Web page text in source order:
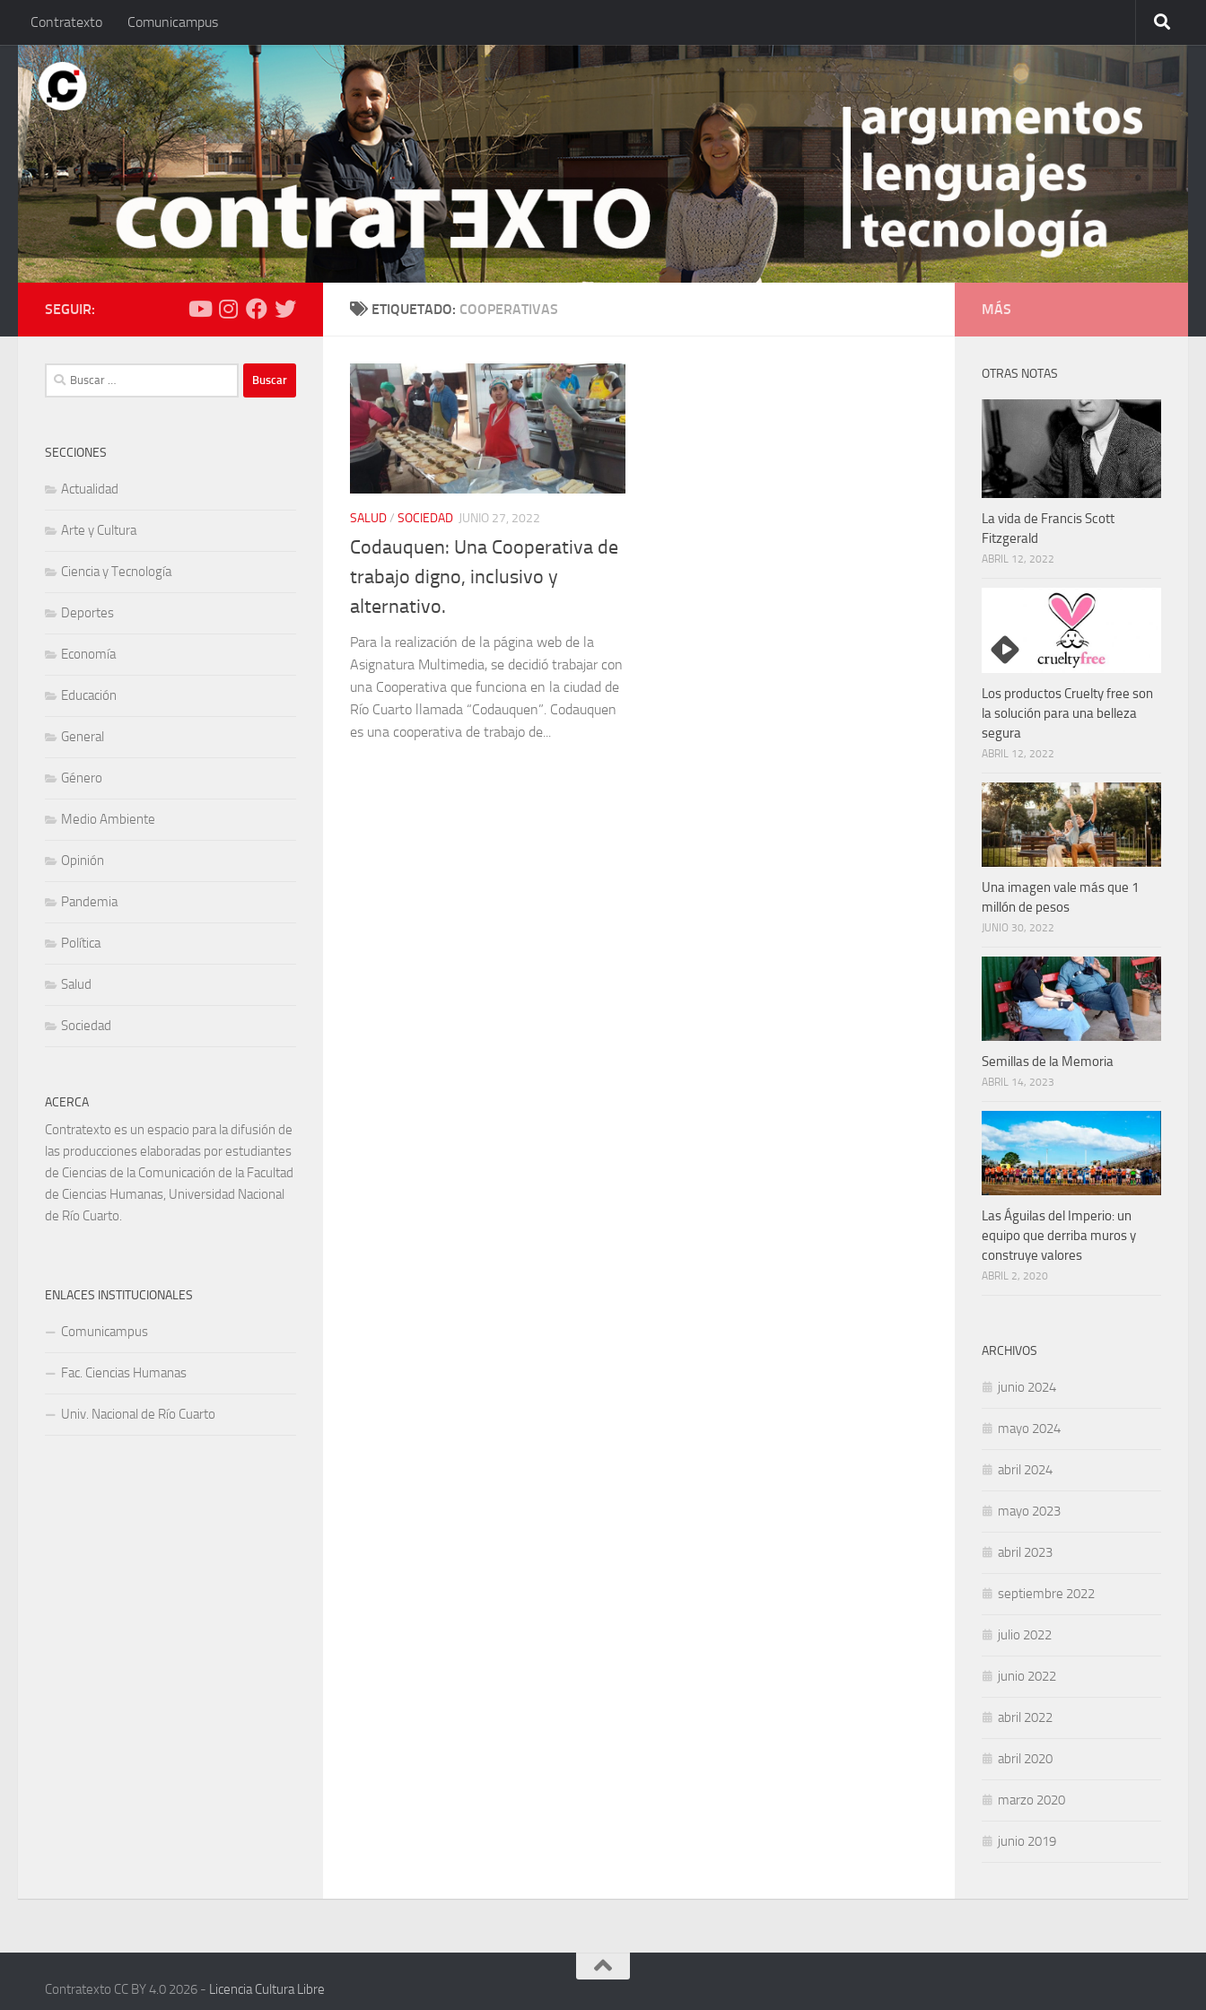
Saltar al contenido
Contratexto Comunicampus
ETIQUETADO: COOPERATIVAS
SALUD/ SOCIEDAD JUNIO 27, 2022
Codauquen: Una Cooperativa de
trabajo digno, inclusivo y
alternativo.
Para la realización de la página web de la
Asignatura Multimedia, se decidió trabajar con
una Cooperativa que funciona en la ciudad de
Río Cuarto llamada “Codauquen”. Codauquen
es una cooperativa de trabajo de...
SEGUIR:
Buscar:
SECCIONES
Actualidad
Arte y Cultura
Ciencia y Tecnología
Deportes
Economía
Educación
General
Género
Medio Ambiente
Opinión
Pandemia
Política
Salud
Sociedad
ACERCA
Contratexto es un espacio para la difusión de
las producciones elaboradas por estudiantes
de Ciencias de la Comunicación de la Facultad
de Ciencias Humanas, Universidad Nacional
de Río Cuarto.
ENLACES INSTITUCIONALES
Comunicampus
Fac. Ciencias Humanas
Univ. Nacional de Río Cuarto
MÁS
OTRAS NOTAS
La vida de Francis Scott
Fitzgerald
ABRIL 12, 2022
Los productos Cruelty free son
la solución para una belleza
segura
ABRIL 12, 2022
Una imagen vale más que 1
millón de pesos
JUNIO 30, 2022
Semillas de la Memoria
ABRIL 14, 2023
Las Águilas del Imperio: un
equipo que derriba muros y
construye valores
ABRIL 2, 2020
ARCHIVOS
junio 2024
mayo 2024
abril 2024
mayo 2023
abril 2023
septiembre 2022
julio 2022
junio 2022
abril 2022
abril 2020
marzo 2020
junio 2019
Contratexto CC BY 4.0 2026 - Licencia Cultura Libre